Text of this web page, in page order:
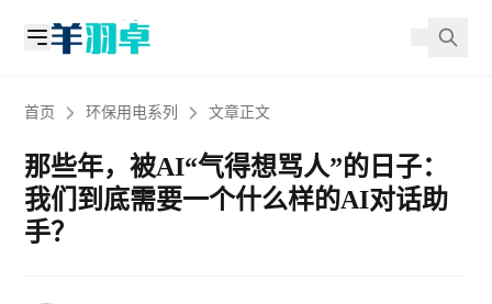
首页 环保用电系列 文章正文
那些年，被AI“气得想骂人”的日子：
我们到底需要一个什么样的AI对话助
手？